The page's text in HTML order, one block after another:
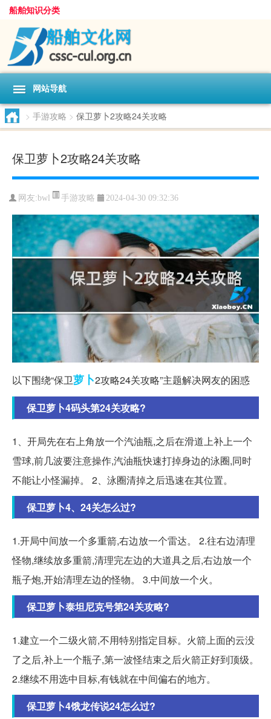
船舶知识分类
网站导航
> 手游攻略 > 保卫萝卜2攻略24关攻略
保卫萝卜2攻略24关攻略
网友:bwl 手游攻略 2024-04-30 09:32:36
以下围绕“保卫萝卜2攻略24关攻略”主题解决网友的困惑
保卫萝卜4码头第24关攻略?
1、开局先在右上角放一个汽油瓶,之后在滑道上补上一个
雪球,前几波要注意操作,汽油瓶快速打掉身边的泳圈,同时
不能让小怪漏掉。 2、泳圈清掉之后迅速在其位置。
保卫萝卜4、24关怎么过?
1.开局中间放一个多重箭,右边放一个雷达。 2.往右边清理
怪物,继续放多重箭,清理完左边的大道具之后,右边放一个
瓶子炮,开始清理左边的怪物。 3.中间放一个火。
保卫萝卜泰坦尼克号第24关攻略?
1.建立一个二级火箭,不用特别指定目标。火箭上面的云没
了之后,补上一个瓶子,第一波怪结束之后火箭正好到顶级。
2.继续不用选中目标,有钱就在中间偏右的地方。
保卫萝卜4饿龙传说24怎么过?